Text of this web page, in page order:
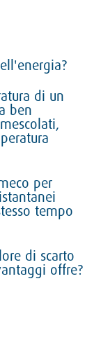
di un
ben
per
tempo
di scarto
offre?